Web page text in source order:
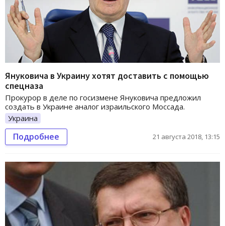
Януковича в Украину хотят доставить с помощью
спецназа
Прокурор в деле по госизмене Януковича предложил
создать в Украине аналог израильского Моссада.
Украина
Подробнее 21 августа 2018, 13:15